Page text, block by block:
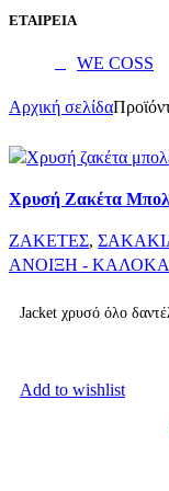
ΕΤΑΙΡΕΙΑ
WE COSS
Αρχική σελίδα
Χρυσή Ζακέτα
ΖΑΚΕΤΕΣ,
ΑΝΟΙΞΗ -
Jacket χρυσό όλο
Add to wishlist